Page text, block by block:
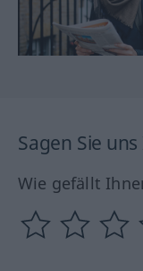
Sagen Sie
Wie gefällt